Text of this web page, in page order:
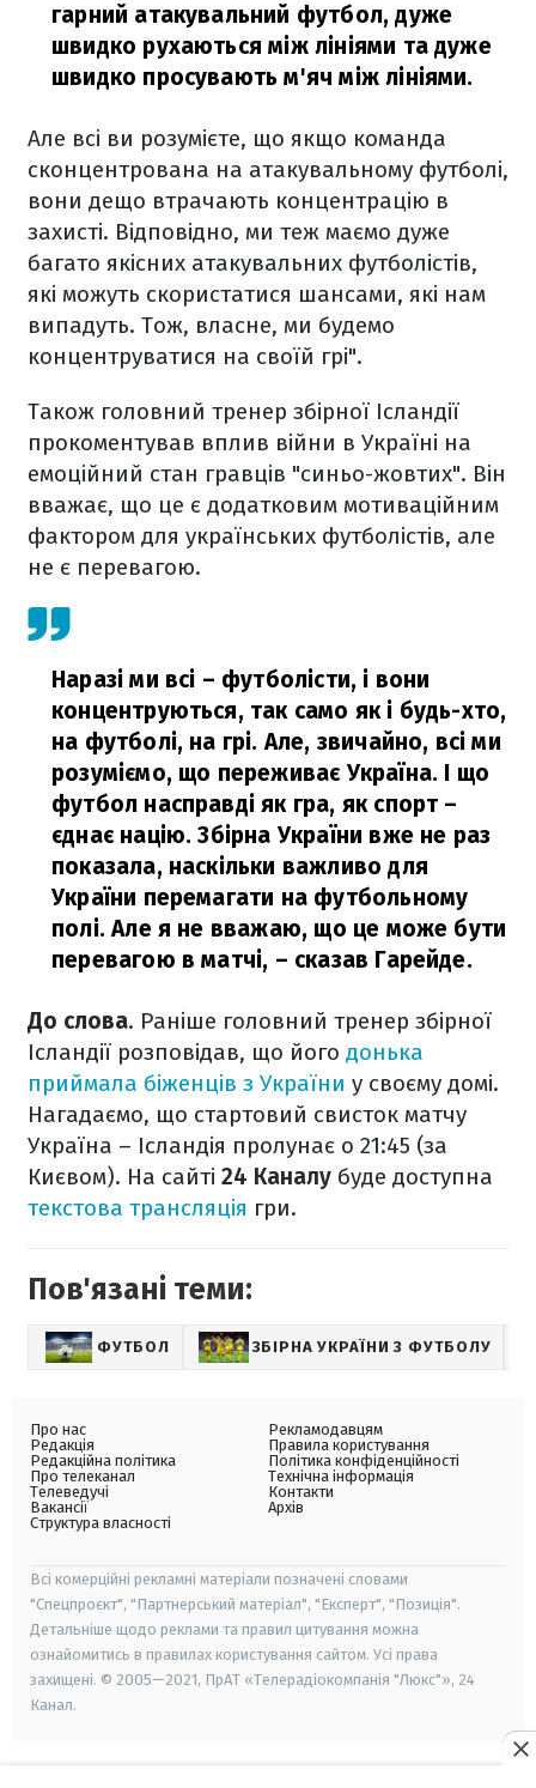
гарний атакувальний футбол, дуже
швидко рухаються між лініями та дуже
швидко просувають м'яч між лініями.
Але всі ви розумієте, що якщо команда
сконцентрована на атакувальному футболі,
вони дещо втрачають концентрацію в
захисті. Відповідно, ми теж маємо дуже
багато якісних атакувальних футболістів,
які можуть скористатися шансами, які нам
випадуть. Тож, власне, ми будемо
концентруватися на своїй грі".
Також головний тренер збірної Ісландії
прокоментував вплив війни в Україні на
емоційний стан гравців "синьо-жовтих". Він
вважає, що це є додатковим мотиваційним
фактором для українських футболістів, але
не є перевагою.
Наразі ми всі – футболісти, і вони
концентруються, так само як і будь-хто,
на футболі, на грі. Але, звичайно, всі ми
розуміємо, що переживає Україна. І що
футбол насправді як гра, як спорт –
єднає націю. Збірна України вже не раз
показала, наскільки важливо для
України перемагати на футбольному
полі. Але я не вважаю, що це може бути
перевагою в матчі, – сказав Гарейде.
До слова. Раніше головний тренер збірної
Ісландії розповідав, що його донька
приймала біженців з України у своєму домі.
Нагадаємо, що стартовий свисток матчу
Україна – Ісландія пролунає о 21:45 (за
Києвом). На сайті 24 Каналу буде доступна
текстова трансляція гри.
Пов'язані теми:
ФУТБОЛ ЗБІРНА УКРАЇНИ З ФУТБОЛУ
Про нас
Редакція
Редакційна політика
Про телеканал
Телеведучі
Вакансії
Структура власності
Рекламодавцям
Правила користування
Політика конфіденційності
Технічна інформація
Контакти
Архів
Всі комерційні рекламні матеріали позначені словами
"Спецпроєкт", "Партнерський матеріал", "Експерт", "Позиція".
Детальніше щодо реклами та правил цитування можна
ознайомитись в правилах користування сайтом. Усі права
захищені. © 2005—2021, ПрАТ «Телерадіокомпанія "Люкс"», 24
Канал.